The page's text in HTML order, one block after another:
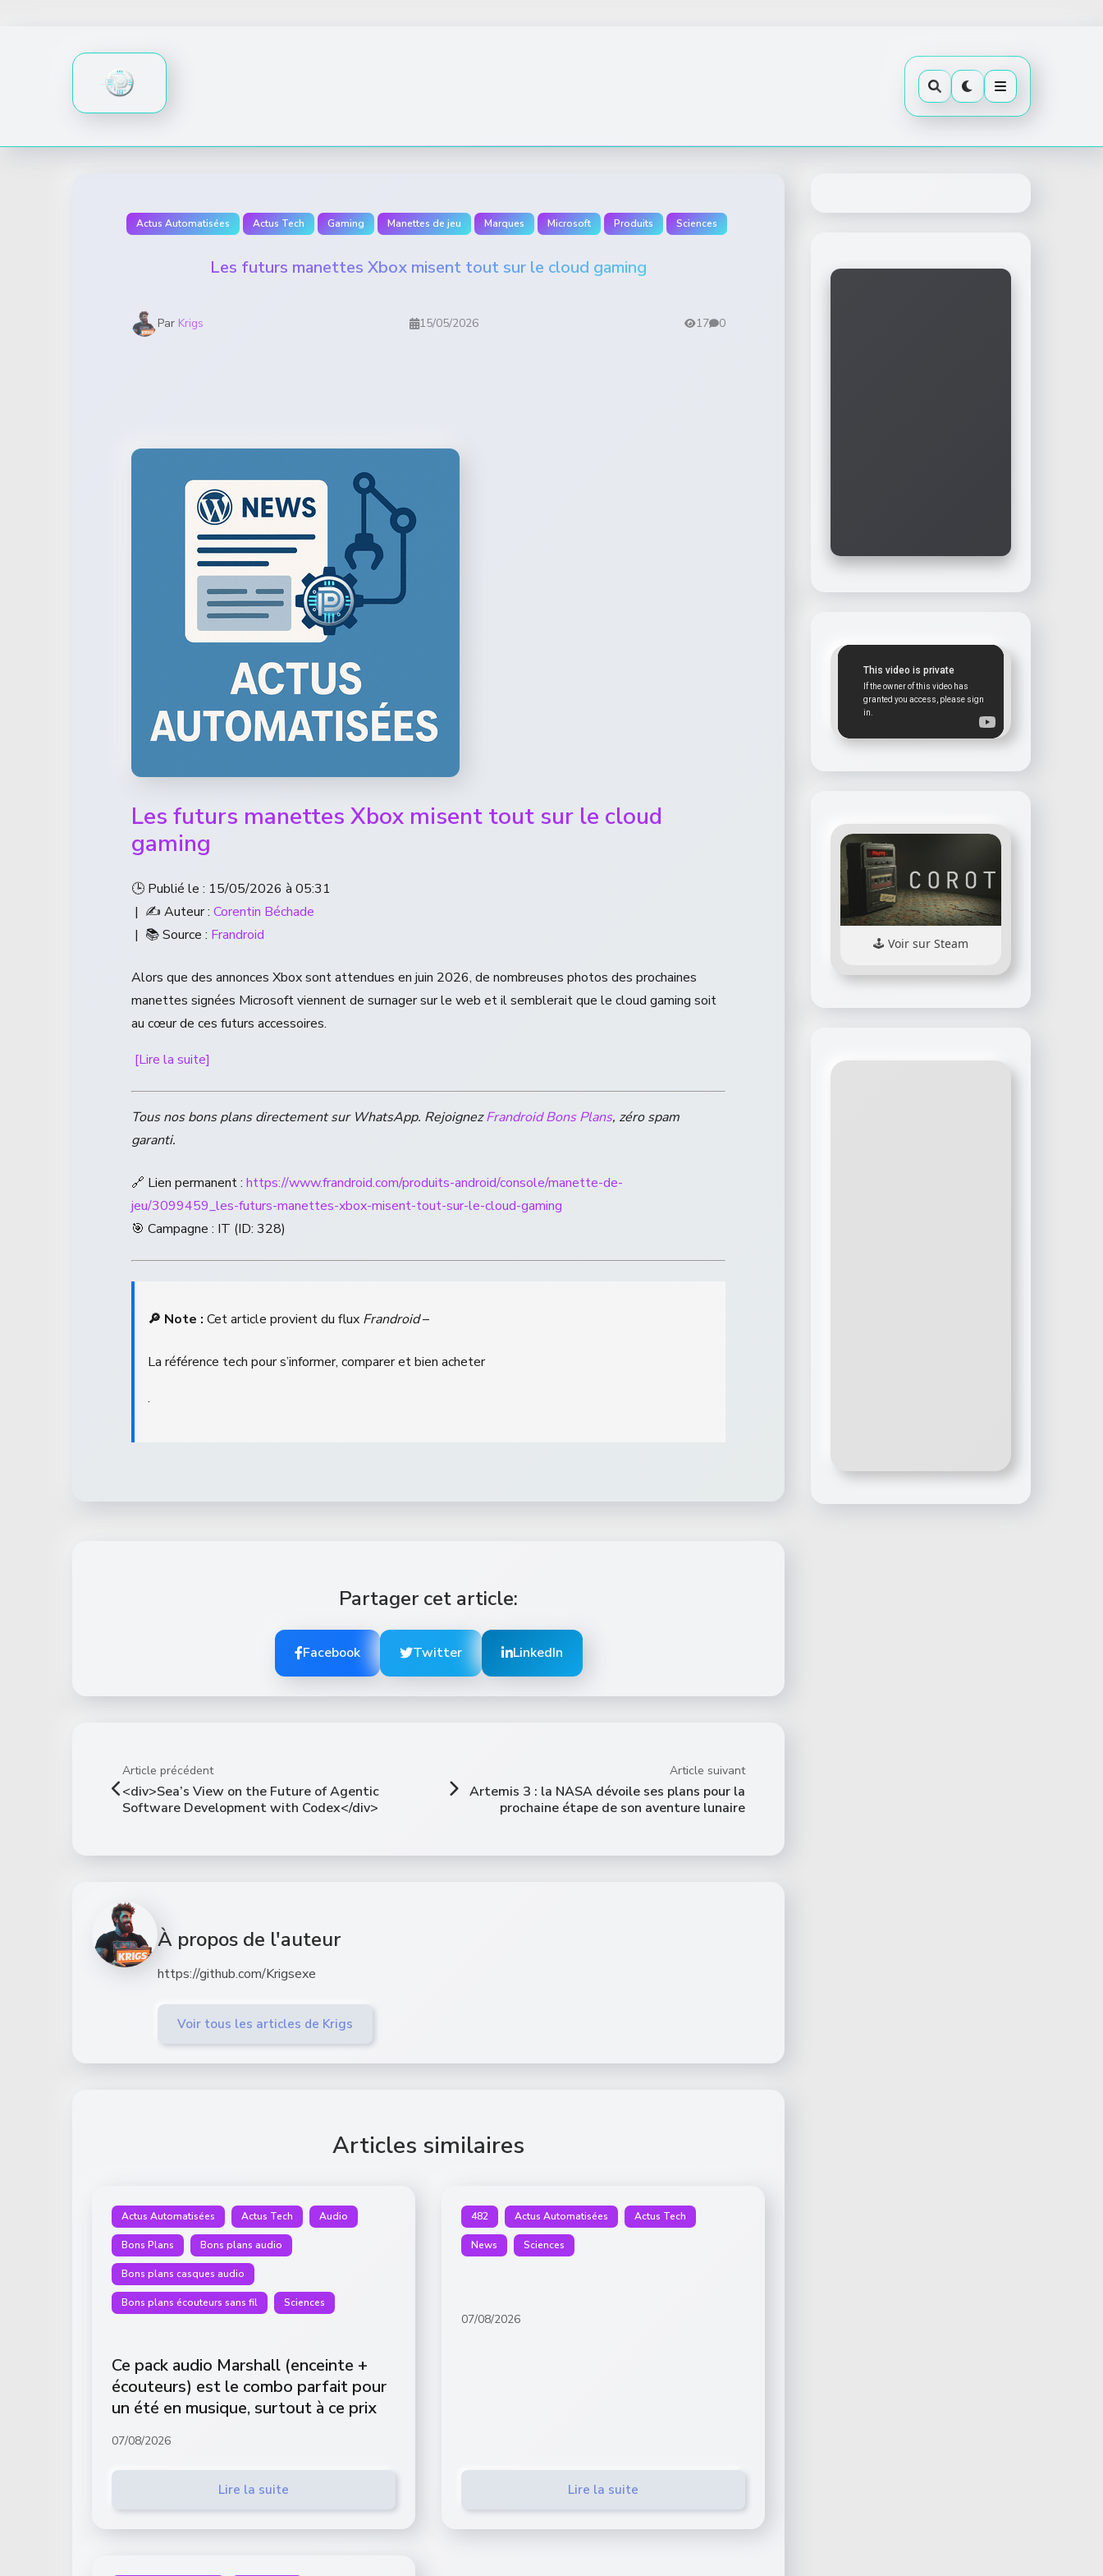
Actus Automatisées Actus Tech Gaming Manettes de jeu Marques Microsoft Produits Sciences
Les futurs manettes Xbox misent tout sur le cloud gaming
Par Krigs 15/05/2026 17 0
Les futurs manettes Xbox misent tout sur le cloud
gaming
🕒 Publié le : 15/05/2026 à 05:31
| ✍️ Auteur : Corentin Béchade
| 📚 Source : Frandroid
Alors que des annonces Xbox sont attendues en juin 2026, de nombreuses photos des prochaines
manettes signées Microsoft viennent de surnager sur le web et il semblerait que le cloud gaming soit
au cœur de ces futurs accessoires.
[Lire la suite]
Tous nos bons plans directement sur WhatsApp. RejoignezFrandroid Bons Plans, zéro spam
garanti.
🔗 Lien permanent : https://www.frandroid.com/produits-android/console/manette-de-
jeu/3099459_les-futurs-manettes-xbox-misent-tout-sur-le-cloud-gaming
🎯 Campagne : IT (ID: 328)
🔎 Note : Cet article provient du flux Frandroid–
La référence tech pour s’informer, comparer et bien acheter
.
Partager cet article:
Facebook Twitter LinkedIn
Article précédent
<div>Sea’s View on the Future of Agentic
Software Development with Codex</div>
Article suivant
Artemis 3 : la NASA dévoile ses plans pour la
prochaine étape de son aventure lunaire
À propos de l'auteur
https://github.com/Krigsexe
Voir tous les articles de Krigs
Articles similaires
Actus Automatisées Actus Tech Audio
Bons Plans Bons plans audio
Bons plans casques audio
Bons plans écouteurs sans fil Sciences
Ce pack audio Marshall (enceinte +
écouteurs) est le combo parfait pour
un été en musique, surtout à ce prix
07/08/2026
Lire la suite
482 Actus Automatisées Actus Tech
News Sciences
07/08/2026
Lire la suite
Voir sur Steam